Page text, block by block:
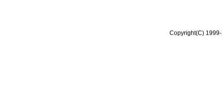
Copyright(C)